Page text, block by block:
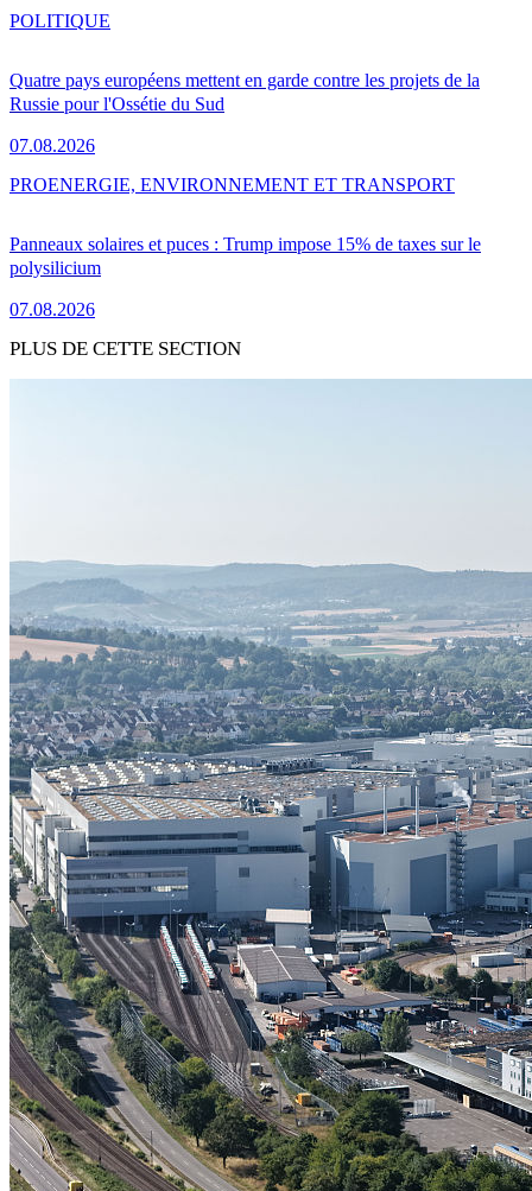
Quatre pays européens mettent en garde contre les projets de la
Russie pour l'Ossétie du Sud
07.08.2026
POLITIQUE
Panneaux solaires et puces : Trump impose 15% de taxes sur le
polysilicium
07.08.2026
PROENERGIE, ENVIRONNEMENT ET TRANSPORT
PLUS DE CETTE SECTION